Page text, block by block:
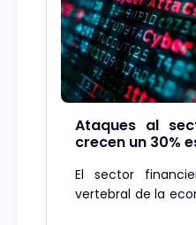
Ataques al
crecen un 30%
El sector
vertebral de la